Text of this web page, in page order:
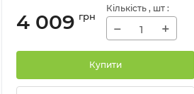
4 009 грн
Кількість , шт :
− +
Купити